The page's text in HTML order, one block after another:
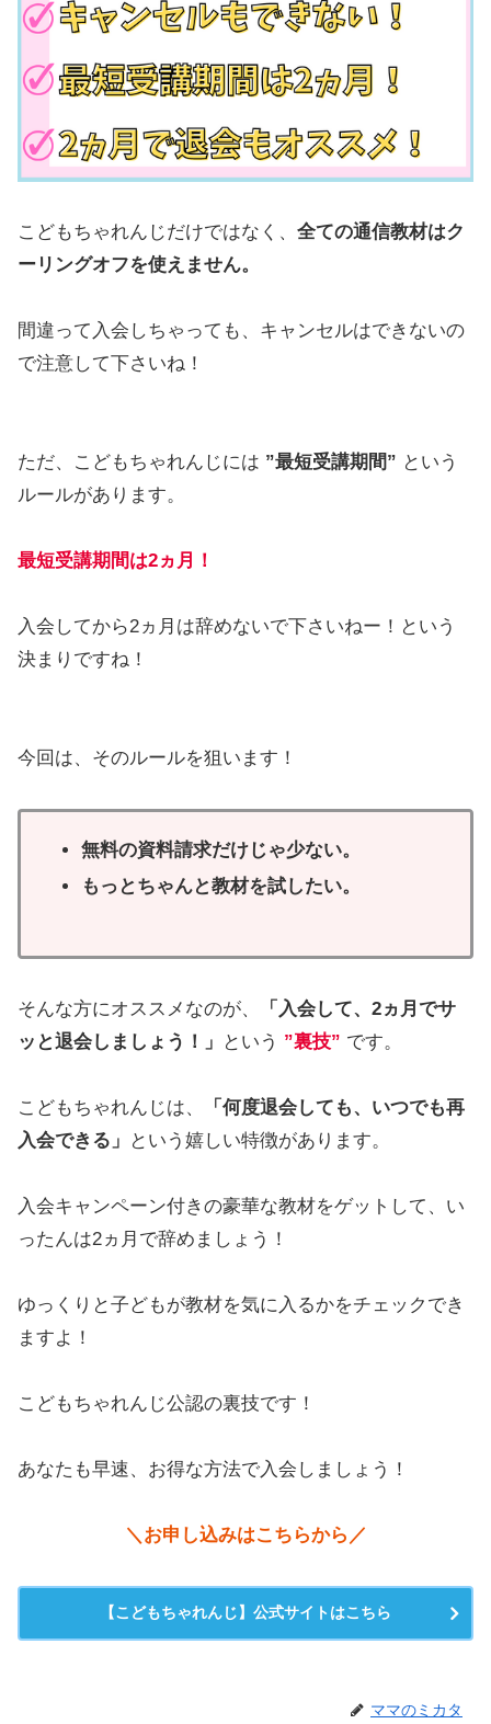
こどもちゃれんじだけではなく、 全ての通信教材はク
ーリングオフを使えません。
間違って入会しちゃっても、キャンセルはできないの
で注意して下さいね！
ただ、こどもちゃれんじには ”最短受講期間” という
ルールがあります。
最短受講期間は2ヵ月！
入会してから2ヵ月は辞めないで下さいねー！という
決まりですね！
今回は、そのルールを狙います！
無料の資料請求だけじゃ少ない。
もっとちゃんと教材を試したい。
そんな方にオススメなのが、
「入会して、2ヵ月でサ
ッと退会しましょう！」
という ”裏技” です。
こどもちゃれんじは、
「何度退会しても、いつでも再
入会できる」
という嬉しい特徴があります。
入会キャンペーン付きの豪華な教材をゲットして、い
ったんは2ヵ月で辞めましょう！
ゆっくりと子どもが教材を気に入るかをチェックでき
ますよ！
こどもちゃれんじ公認の裏技です！
あなたも早速、お得な方法で入会しましょう！
＼お申し込みはこちらから／
【こどもちゃれんじ】公式サイトはこちら
ママのミカタ